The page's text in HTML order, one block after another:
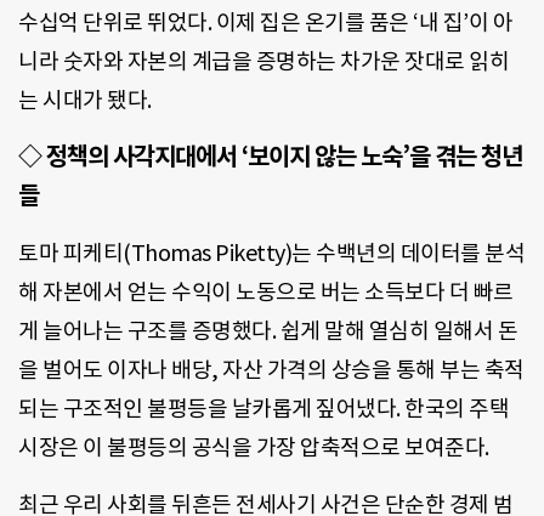
수십억 단위로 뛰었다. 이제 집은 온기를 품은 ‘내 집’이 아
니라 숫자와 자본의 계급을 증명하는 차가운 잣대로 읽히
는 시대가 됐다.
◇ 정책의 사각지대에서 ‘보이지 않는 노숙’을 겪는 청년
들
토마 피케티(Thomas Piketty)는 수백년의 데이터를 분석
해 자본에서 얻는 수익이 노동으로 버는 소득보다 더 빠르
게 늘어나는 구조를 증명했다. 쉽게 말해 열심히 일해서 돈
을 벌어도 이자나 배당, 자산 가격의 상승을 통해 부는 축적
되는 구조적인 불평등을 날카롭게 짚어냈다. 한국의 주택
시장은 이 불평등의 공식을 가장 압축적으로 보여준다.
최근 우리 사회를 뒤흔든 전세사기 사건은 단순한 경제 범